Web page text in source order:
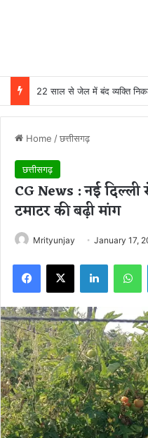
Home /छत्तीसगढ़
छत्तीसगढ़
CG News : नई
टमाटर की बढ़ी मांग
Mrityunjay January 17,